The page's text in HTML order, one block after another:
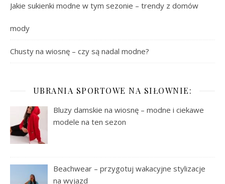
Jakie sukienki modne w tym sezonie – trendy z domów
mody
Chusty na wiosnę – czy są nadal modne?
UBRANIA SPORTOWE NA SIŁOWNIE:
Bluzy damskie na wiosnę – modne i ciekawe
modele na ten sezon
Beachwear – przygotuj wakacyjne stylizacje
na wyjazd